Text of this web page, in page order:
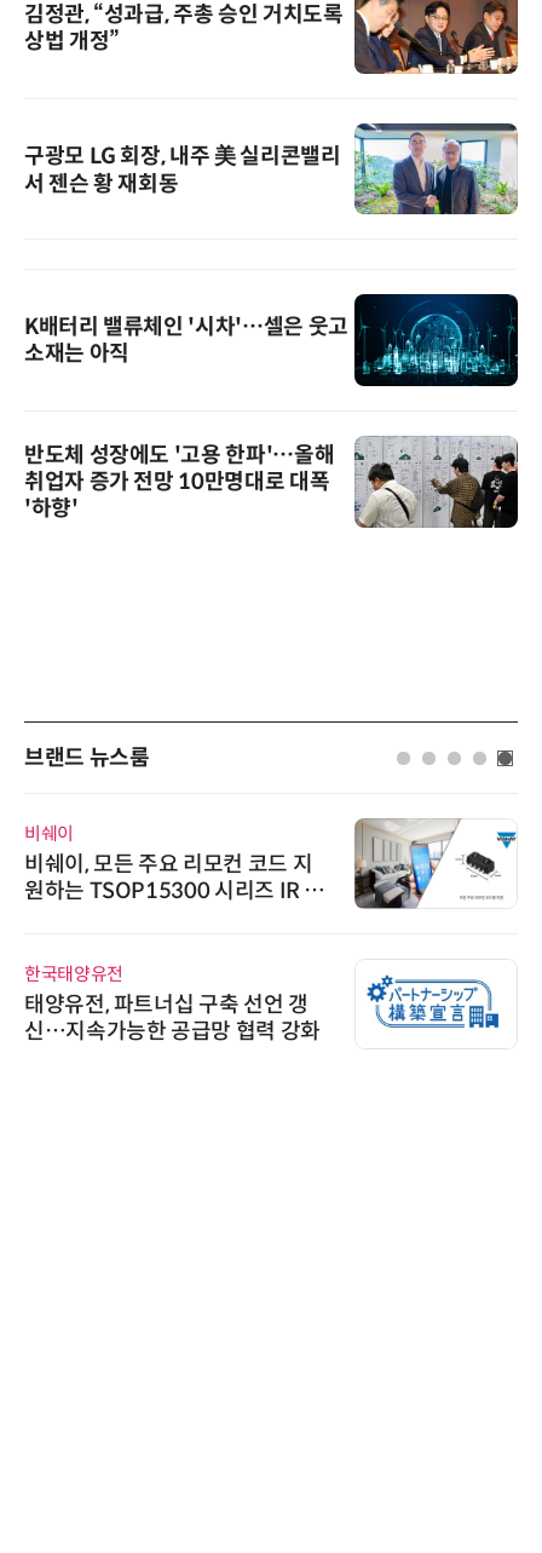
김정관, “성과급, 주총 승인 거치도록
상법 개정”
구광모 LG 회장, 내주 美 실리콘밸리
서 젠슨 황 재회동
K배터리 밸류체인 '시차'…셀은 웃고
소재는 아직
반도체 성장에도 '고용 한파'…올해
취업자 증가 전망 10만명대로 대폭
'하향'
브랜드 뉴스룸
비쉐이
비쉐이, 모든 주요 리모컨 코드 지
원하는 TSOP15300 시리즈 IR 수
한국태양유전
태양유전, 파트너십 구축 선언 갱
신…지속가능한 공급망 협력 강화